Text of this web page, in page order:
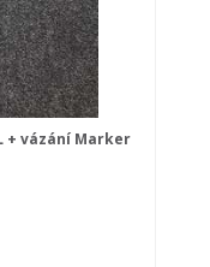
+ vázání Marker